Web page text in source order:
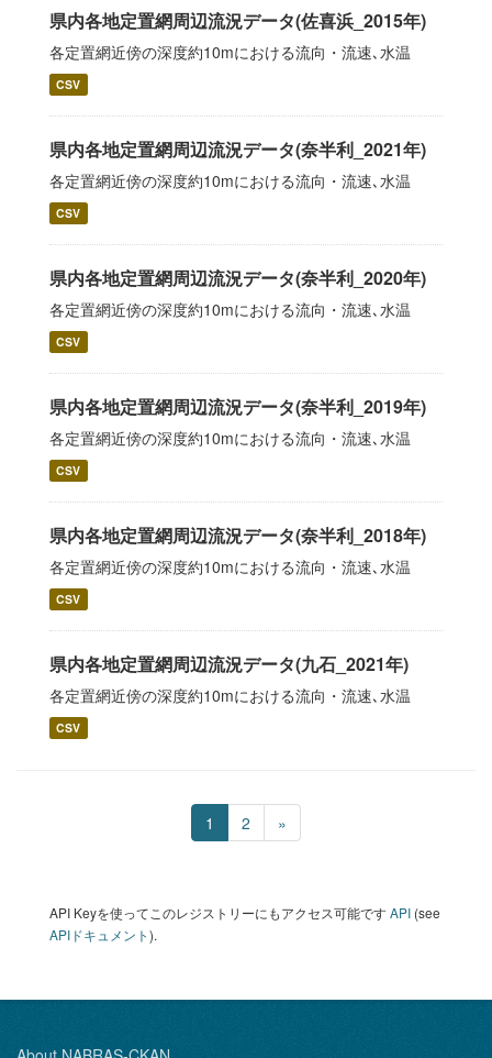
県内各地定置網周辺流況データ(佐喜浜_2015年)
各定置網近傍の深度約10mにおける流向・流速､水温
CSV
県内各地定置網周辺流況データ(奈半利_2021年)
各定置網近傍の深度約10mにおける流向・流速､水温
CSV
県内各地定置網周辺流況データ(奈半利_2020年)
各定置網近傍の深度約10mにおける流向・流速､水温
CSV
県内各地定置網周辺流況データ(奈半利_2019年)
各定置網近傍の深度約10mにおける流向・流速､水温
CSV
県内各地定置網周辺流況データ(奈半利_2018年)
各定置網近傍の深度約10mにおける流向・流速､水温
CSV
県内各地定置網周辺流況データ(九石_2021年)
各定置網近傍の深度約10mにおける流向・流速､水温
CSV
1 2 »
API Keyを使ってこのレジストリーにもアクセス可能ですAPI (see
APIドキュメント).